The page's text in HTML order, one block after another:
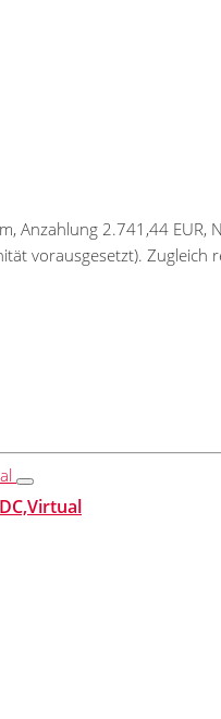
Anzahlung 2.741,44 EUR,
vorausgesetzt). Zugleich